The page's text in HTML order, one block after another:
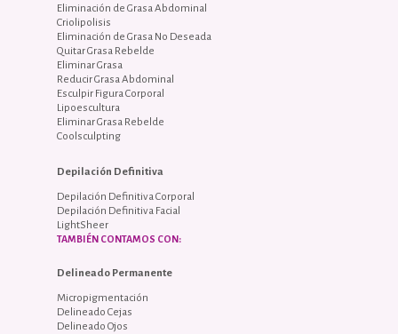
Eliminación de Grasa Abdominal
Criolipolisis
Eliminación de Grasa No Deseada
Quitar Grasa Rebelde
Eliminar Grasa
Reducir Grasa Abdominal
Esculpir Figura Corporal
Lipoescultura
Eliminar Grasa Rebelde
Coolsculpting
Depilación Definitiva
Depilación Definitiva Corporal
Depilación Definitiva Facial
LightSheer
TAMBIÉN CONTAMOS CON:
Delineado Permanente
Micropigmentación
Delineado Cejas
Delineado Ojos